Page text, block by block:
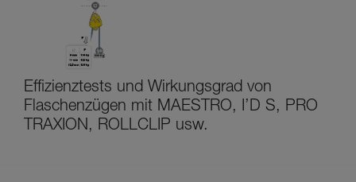
Effizienztests und Wirkungsgrad von
Flaschenzügen mit MAESTRO, I’D S, PRO
TRAXION, ROLLCLIP usw.